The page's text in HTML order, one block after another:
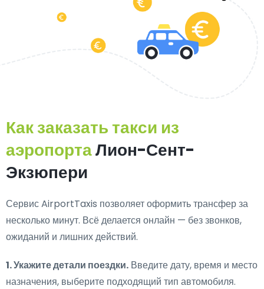
Как заказать такси из
аэропортаЛион-Сент-
Экзюпери
Сервис AirportTaxis позволяет оформить трансфер за
несколько минут. Всё делается онлайн — без звонков,
ожиданий и лишних действий.
1. Укажите детали поездки. Введите дату, время и место
назначения, выберите подходящий тип автомобиля.